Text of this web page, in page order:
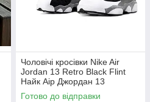
Чоловічі кросівки Nike Air
Jordan 13 Retro Black Flint
Найк Аір Джордан 13
Готово до відправки